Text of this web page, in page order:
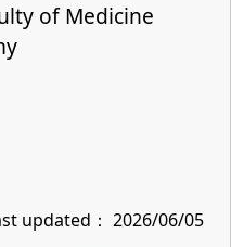
of Medicine
updated： 2026/06/05